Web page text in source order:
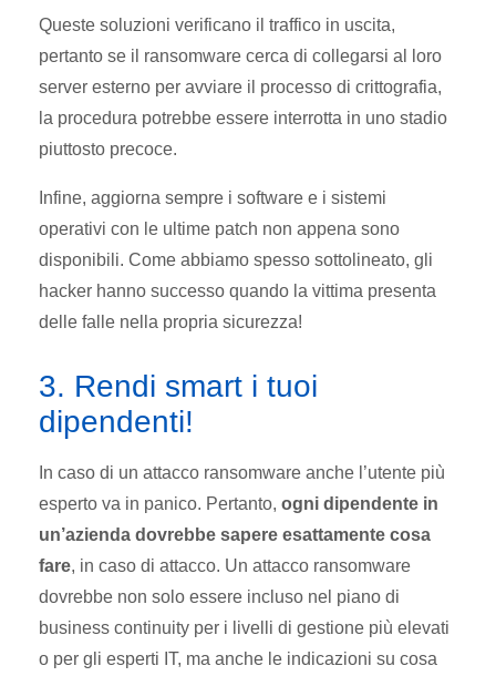
Queste soluzioni verificano il traffico in uscita,
pertanto se il ransomware cerca di collegarsi al loro
server esterno per avviare il processo di crittografia,
la procedura potrebbe essere interrotta in uno stadio
piuttosto precoce.
Infine, aggiorna sempre i software e i sistemi
operativi con le ultime patch non appena sono
disponibili. Come abbiamo spesso sottolineato, gli
hacker hanno successo quando la vittima presenta
delle falle nella propria sicurezza!
3. Rendi smart i tuoi
dipendenti!
In caso di un attacco ransomware anche l’utente più
esperto va in panico. Pertanto, ogni dipendente in
un’azienda dovrebbe sapere esattamente cosa
fare, in caso di attacco. Un attacco ransomware
dovrebbe non solo essere incluso nel piano di
business continuity per i livelli di gestione più elevati
o per gli esperti IT, ma anche le indicazioni su cosa